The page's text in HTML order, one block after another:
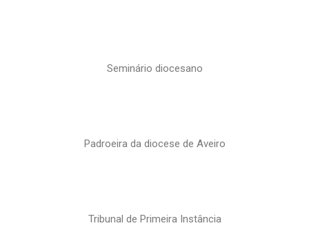
Seminário diocesano
Padroeira da diocese de Aveiro
Tribunal de Primeira Instância